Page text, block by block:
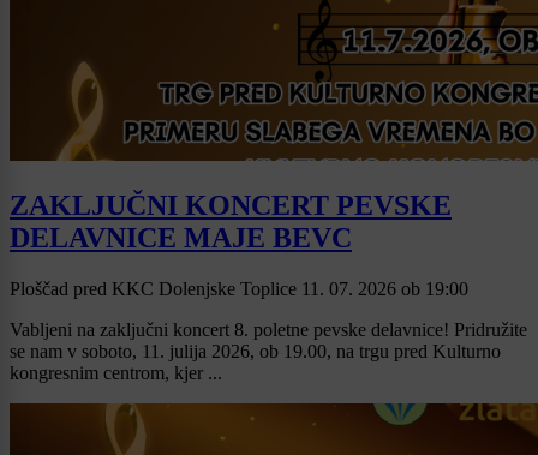
ZAKLJUČNI KONCERT PEVSKE
DELAVNICE MAJE BEVC
Ploščad pred KKC Dolenjske Toplice 11. 07. 2026 ob 19:00
Vabljeni na zaključni koncert 8. poletne pevske delavnice! Pridružite
se nam v soboto, 11. julija 2026, ob 19.00, na trgu pred Kulturno
kongresnim centrom, kjer ...